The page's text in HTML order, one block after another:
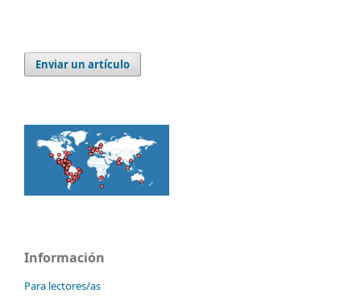
Enviar un artículo
Información
Para lectores/as